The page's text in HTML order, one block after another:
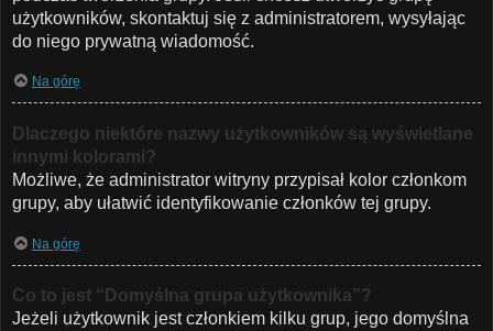
użytkowników, skontaktuj się z administratorem, wysyłając
do niego prywatną wiadomość.
Na górę
Dlaczego niektóre nazwy użytkowników są wyświetlane
innymi kolorami?
Możliwe, że administrator witryny przypisał kolor członkom
grupy, aby ułatwić identyfikowanie członków tej grupy.
Na górę
Co to jest “Domyślna grupa użytkownika”?
Jeżeli użytkownik jest członkiem kilku grup, jego domyślna